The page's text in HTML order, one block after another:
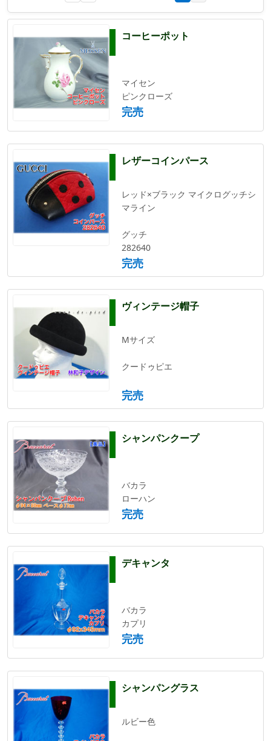
コーヒーポット
マイセン
ピンクローズ
完売
レザーコインパース
レッド×ブラック マイクログッチシ
マライン
グッチ
282640
完売
ヴィンテージ帽子
Mサイズ
クードゥピエ
完売
シャンパンクープ
バカラ
ローハン
完売
デキャンタ
バカラ
カプリ
完売
シャンパングラス
ルビー色